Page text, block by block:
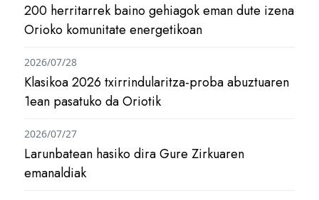
200 herritarrek baino gehiagok eman dute izena
Orioko komunitate energetikoan
Klasikoa 2026 txirrindularitza-proba abuztuaren
1ean pasatuko da Oriotik
2026/07/28
Larunbatean hasiko dira Gure Zirkuaren
emanaldiak
2026/07/27